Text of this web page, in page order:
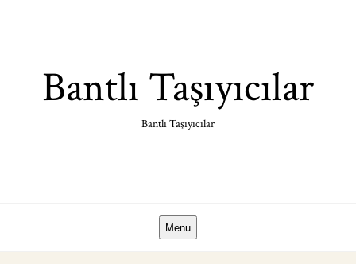
Bantlı Taşıyıcılar
Bantlı Taşıyıcılar
Menu